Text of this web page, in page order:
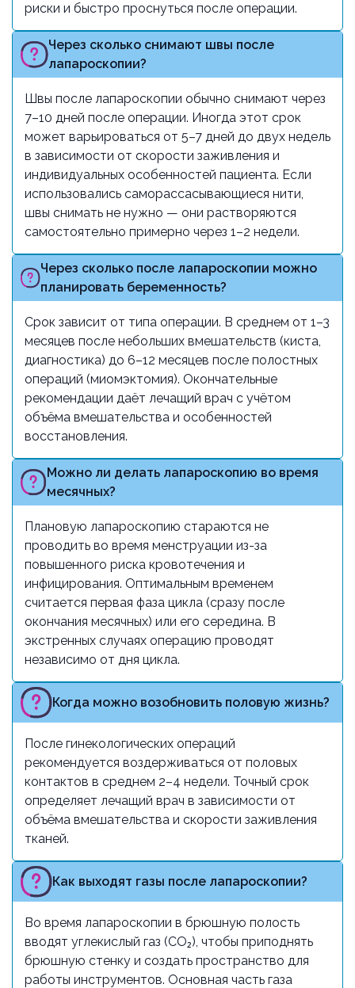
риски и быстро проснуться после операции.
Через сколько снимают швы после
лапароскопии?
Швы после лапароскопии обычно снимают через
7–10 дней после операции. Иногда этот срок
может варьироваться от 5–7 дней до двух недель
в зависимости от скорости заживления и
индивидуальных особенностей пациента. Если
использовались саморассасывающиеся нити,
швы снимать не нужно — они растворяются
самостоятельно примерно через 1–2 недели.
Через сколько после лапароскопии можно
планировать беременность?
Срок зависит от типа операции. В среднем от 1–3
месяцев после небольших вмешательств (киста,
диагностика) до 6–12 месяцев после полостных
операций (миомэктомия). Окончательные
рекомендации даёт лечащий врач с учётом
объёма вмешательства и особенностей
восстановления.
Можно ли делать лапароскопию во время
месячных?
Плановую лапароскопию стараются не
проводить во время менструации из-за
повышенного риска кровотечения и
инфицирования. Оптимальным временем
считается первая фаза цикла (сразу после
окончания месячных) или его середина. В
экстренных случаях операцию проводят
независимо от дня цикла.
Когда можно возобновить половую жизнь?
После гинекологических операций
рекомендуется воздерживаться от половых
контактов в среднем 2–4 недели. Точный срок
определяет лечащий врач в зависимости от
объёма вмешательства и скорости заживления
тканей.
Как выходят газы после лапароскопии?
Во время лапароскопии в брюшную полость
вводят углекислый газ (CO₂), чтобы приподнять
брюшную стенку и создать пространство для
работы инструментов. Основная часть газа